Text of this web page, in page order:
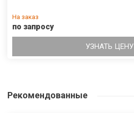
На заказ
по запросу
УЗНАТЬ ЦЕНУ
Рекомендованные